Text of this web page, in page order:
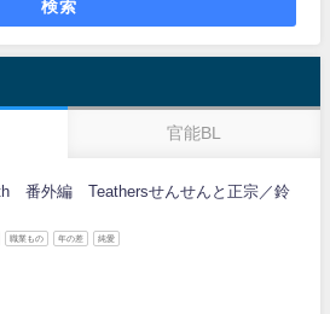
検索
官能BL
番外編 Teathersせんせんと正宗／鈴
職業もの 年の差 純愛